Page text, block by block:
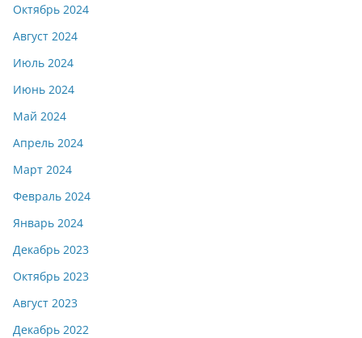
Октябрь 2024
Август 2024
Июль 2024
Июнь 2024
Май 2024
Апрель 2024
Март 2024
Февраль 2024
Январь 2024
Декабрь 2023
Октябрь 2023
Август 2023
Декабрь 2022